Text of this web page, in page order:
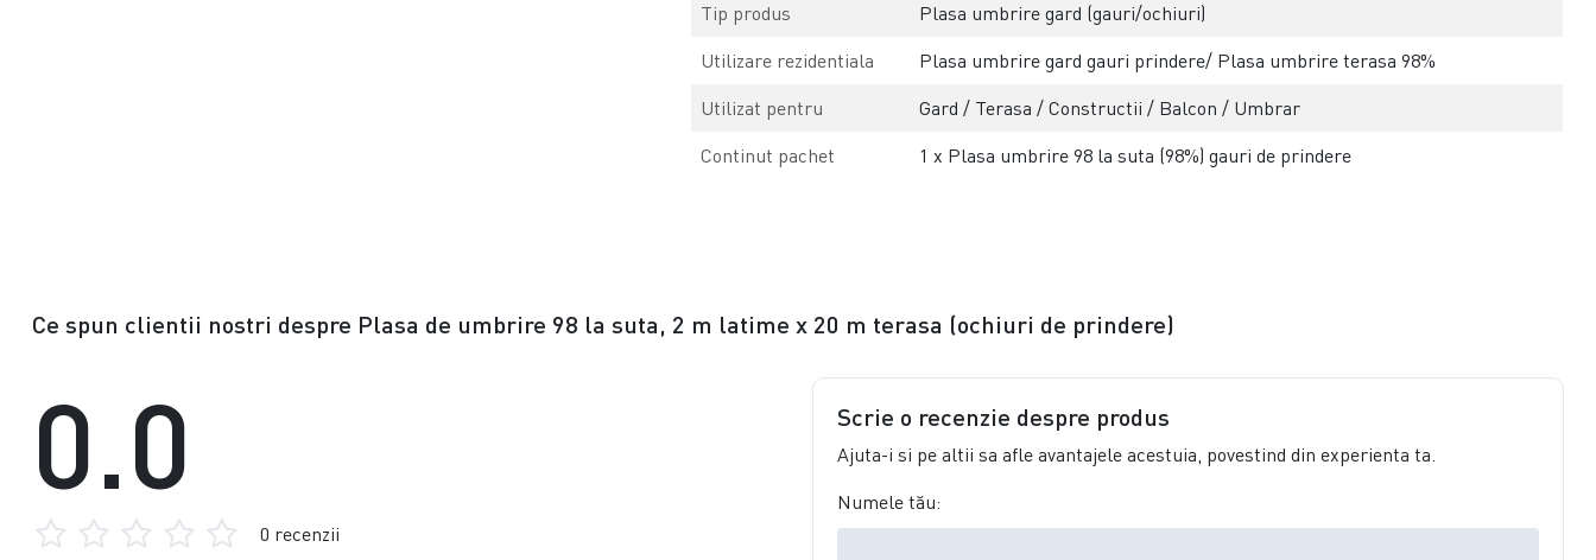
Tip produs
Plasa umbrire gard (gauri/ochiuri)
Utilizare rezidentiala
Plasa umbrire gard gauri prindere/ Plasa umbrire terasa 98%
Utilizat pentru
Gard / Terasa / Constructii / Balcon / Umbrar
Continut pachet
1 x Plasa umbrire 98 la suta (98%) gauri de prindere
Ce spun clientii nostri despre Plasa de umbrire 98 la suta, 2 m latime x 20 m terasa (ochiuri de prindere)
0.0
0 recenzii
Scrie o recenzie despre produs
Ajuta-i si pe altii sa afle avantajele acestuia, povestind din experienta ta.
Numele tău: